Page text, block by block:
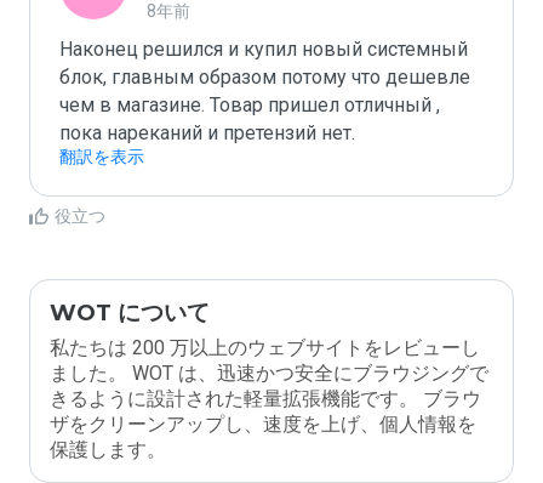
8年前
Наконец решился и купил новый системный
блок, главным образом потому что дешевле
чем в магазине. Товар пришел отличный ,
пока нареканий и претензий нет.
翻訳を表示
役立つ
WOT について
私たちは 200 万以上のウェブサイトをレビューし
ました。 WOT は、迅速かつ安全にブラウジングで
きるように設計された軽量拡張機能です。 ブラウ
ザをクリーンアップし、速度を上げ、個人情報を
保護します。